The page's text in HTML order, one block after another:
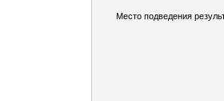
Место подведения